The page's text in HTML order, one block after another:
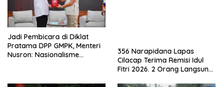
Jadi Pembicara di Diklat
Pratama DPP GMPK, Menteri
Nusron: Nasionalisme
356 Narapidana Lapas
Cilacap Terima Remisi Idul
Fitri 2026. 2 Orang Langsung